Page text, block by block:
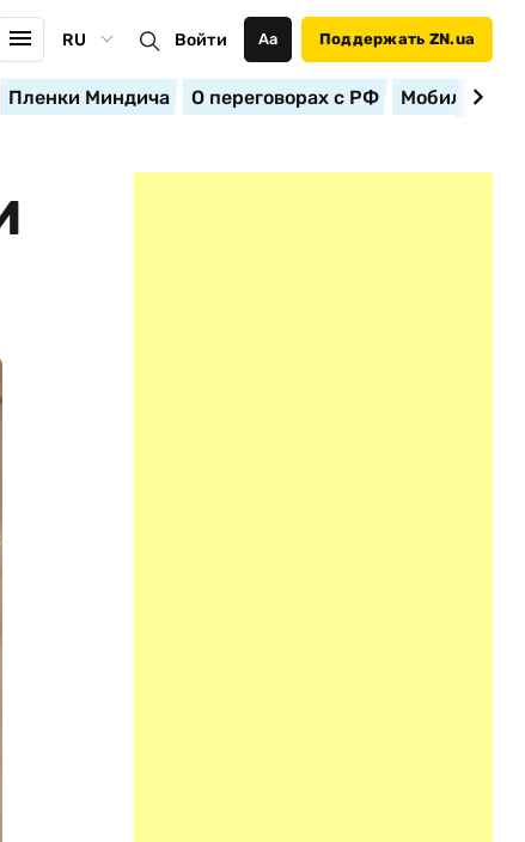
RU Войти Аа Поддержать ZN.ua
Пленки Миндича О переговорах с РФ